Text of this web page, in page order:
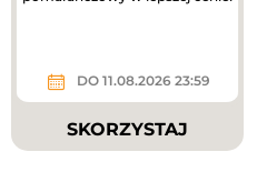
DO 11.08.2026 23:59
SKORZYSTAJ